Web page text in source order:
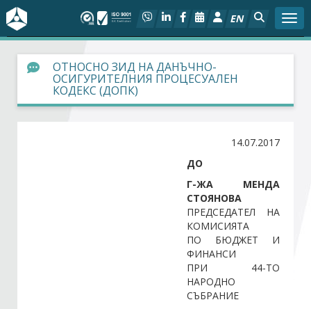
EN
За БСК
На фокус
ОТНОСНО ЗИД НА ДАНЪЧНО-
ОСИГУРИТЕЛНИЯ ПРОЦЕСУАЛЕН
КОДЕКС (ДОПК)
14.07.2017
ДО
Г-ЖА МЕНДА
СТОЯНОВА
ПРЕДСЕДАТЕЛ НА
КОМИСИЯТА
ПО БЮДЖЕТ И
ФИНАНСИ
ПРИ 44-ТО
НАРОДНО
СЪБРАНИЕ